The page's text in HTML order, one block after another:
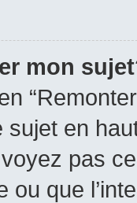
mon
en
pas
ou que